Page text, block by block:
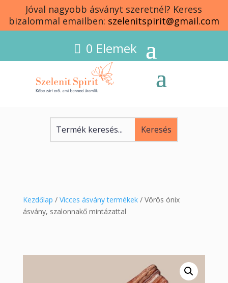
Jóval nagyobb ásványt szeretnél? Keress
bizalommal emailben: szelenitspirit@gmail.com
0 Elemek
Kezdőlap / Vicces ásvány termékek/ Vörös ónix
ásvány, szalonnakő mintázattal